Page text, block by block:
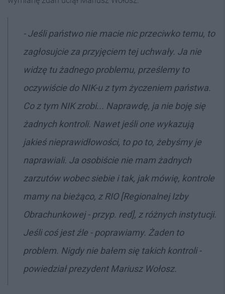
- Jeśli państwo nie macie nic przeciwko temu, to
zagłosujcie za przyjęciem tej uchwały. Ja nie
widzę tu żadnego problemu, prześlemy to
oczywiście do NIK-u z tym życzeniem państwa.
Co z tym NIK zrobi... Naprawdę, ja nie boję się
żadnych kontroli. Nawet jeśli one wykazują
jakieś nieprawidłowości, to po to, żebyśmy je
naprawiali. Ja osobiście nie mam żadnych
zarzutów wobec siebie i tak, jak mówię, kontrole
mamy na bieżąco, z RIO [Regionalnej Izby
Obrachunkowej - przyp. red], z różnych instytucji.
Jeśli coś jest źle - poprawiamy. Żaden to
problem. Nigdy nie bałem się takich kontroli -
powiedział prezydent Mariusz Wołosz.